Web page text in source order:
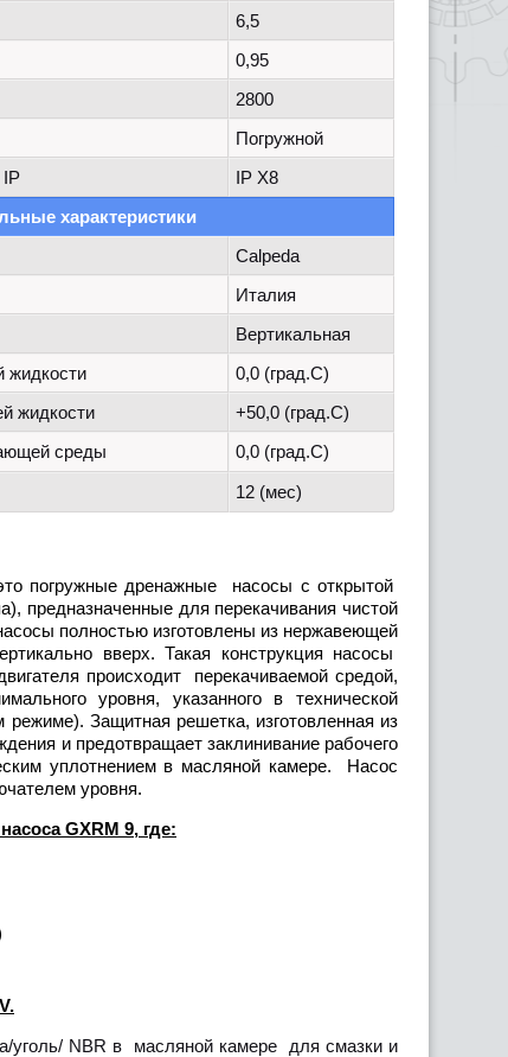
6,5
0,95
2800
Погружной
IP
IP X8
характеристики
Calpeda
Италия
Вертикальная
жидкости
0,0 (град.C)
жидкости
+50,0 (град.C)
среды
0,0 (град.C)
12 (мес)
погружные дренажные насосы с открытой
предназначенные для перекачивания чистой
полностью изготовлены из нержавеющей
вверх. Такая конструкция насосы
происходит перекачиваемой средой,
уровня, указанного в технической
Защитная решетка, изготовленная из
и предотвращает заклинивание рабочего
уплотнением в масляной камере. Насос
уровня.
GXRM 9, где:
.
уголь/ NBR в масляной камере для смазки и